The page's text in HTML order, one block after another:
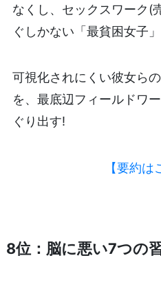
なくし、セックスワーク(
ぐしかない「最貧困女子」
可視化されにくい彼女ら
を、最底辺フィールドワ
ぐり出す!
【要約は
8位：脳に悪い7つの